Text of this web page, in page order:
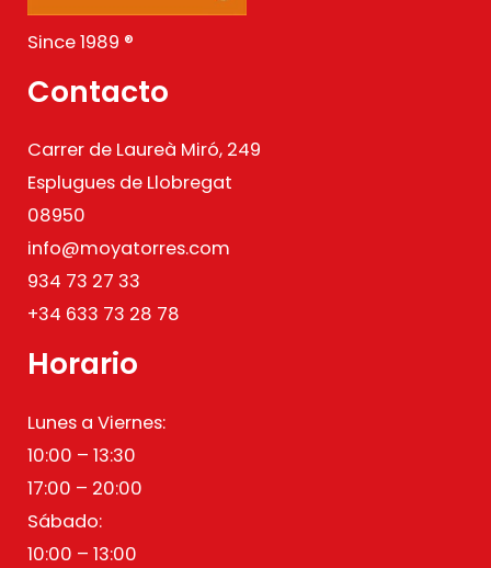
Since 1989 ®
Contacto
Carrer de Laureà Miró, 249
Esplugues de Llobregat
08950
info@moyatorres.com
934 73 27 33
+34 633 73 28 78
Horario
Lunes a Viernes:
10:00 – 13:30
17:00 – 20:00
Sábado:
10:00 – 13:00